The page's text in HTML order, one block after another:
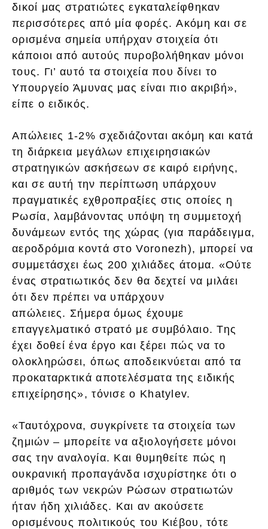
δικοί μας στρατιώτες εγκαταλείφθηκαν
περισσότερες από μία φορές. Ακόμη και σε
ορισμένα σημεία υπήρχαν στοιχεία ότι
κάποιοι από αυτούς πυροβολήθηκαν μόνοι
τους. Γι’ αυτό τα στοιχεία που δίνει το
Υπουργείο Άμυνας μας είναι πιο ακριβή»,
είπε ο ειδικός.
Απώλειες 1-2% σχεδιάζονται ακόμη και κατά
τη διάρκεια μεγάλων επιχειρησιακών
στρατηγικών ασκήσεων σε καιρό ειρήνης,
και σε αυτή την περίπτωση υπάρχουν
πραγματικές εχθροπραξίες στις οποίες η
Ρωσία, λαμβάνοντας υπόψη τη συμμετοχή
δυνάμεων εντός της χώρας (για παράδειγμα,
αεροδρόμια κοντά στο Voronezh), μπορεί να
συμμετάσχει έως 200 χιλιάδες άτομα. «Ούτε
ένας στρατιωτικός δεν θα δεχτεί να μιλάει
ότι δεν πρέπει να υπάρχουν
απώλειες. Σήμερα όμως έχουμε
επαγγελματικό στρατό με συμβόλαιο. Της
έχει δοθεί ένα έργο και ξέρει πώς να το
ολοκληρώσει, όπως αποδεικνύεται από τα
προκαταρκτικά αποτελέσματα της ειδικής
επιχείρησης», τόνισε ο Khatylev.
«Ταυτόχρονα, συγκρίνετε τα στοιχεία των
ζημιών – μπορείτε να αξιολογήσετε μόνοι
σας την αναλογία. Και θυμηθείτε πώς η
ουκρανική προπαγάνδα ισχυρίστηκε ότι ο
αριθμός των νεκρών Ρώσων στρατιωτών
ήταν ήδη χιλιάδες. Και αν ακούσετε
ορισμένους πολιτικούς του Κιέβου, τότε